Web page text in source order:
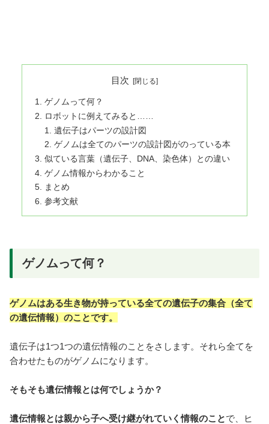
目次
ゲノムって何？
ロボットに例えてみると……
遺伝子はパーツの設計図
ゲノムは全てのパーツの設計図がのっている本
似ている言葉（遺伝子、DNA、染色体）との違い
ゲノム情報からわかること
まとめ
参考文献
ゲノムって何？
ゲノムはある生き物が持っている全ての遺伝子の集合（全て
の遺伝情報）のことです。
遺伝子は1つ1つの遺伝情報のことをさします。それら全てを
合わせたものがゲノムになります。
そもそも遺伝情報とは何でしょうか？
遺伝情報とは親から子へ受け継がれていく情報のことで、ヒ